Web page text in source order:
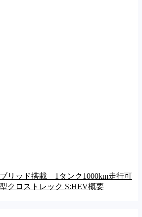
リッド搭載 1タンク1000km走行可
クロストレック S:HEV概要